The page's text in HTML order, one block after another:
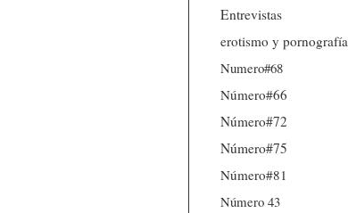
Entrevistas
erotismo y pornografía
Numero#68
Número#66
Número#72
Número#75
Número#81
Número 43